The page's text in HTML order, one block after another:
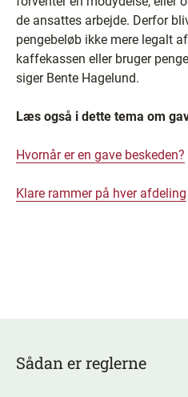
de ansattes arbejde. Derfor
pengebeløb ikke mere legalt
kaffekassen eller bruger
siger Bente Hagelund.
Læs også i dette tema om
Hvornår er en gave beskeden?
Klare rammer på hver afdeling
Sådan er reglerne